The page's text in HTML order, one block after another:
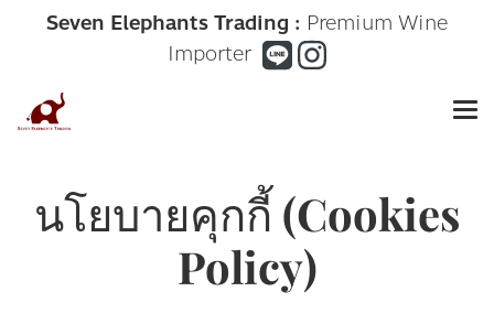
Seven Elephants Trading : Premium Wine
Importer
นโยบายคุกกี้ (Cookies
Policy)